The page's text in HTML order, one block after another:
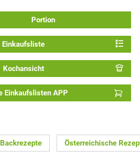
Portion
Einkaufsliste
Kochansicht
Einkaufslisten APP
Backrezepte Österreichische